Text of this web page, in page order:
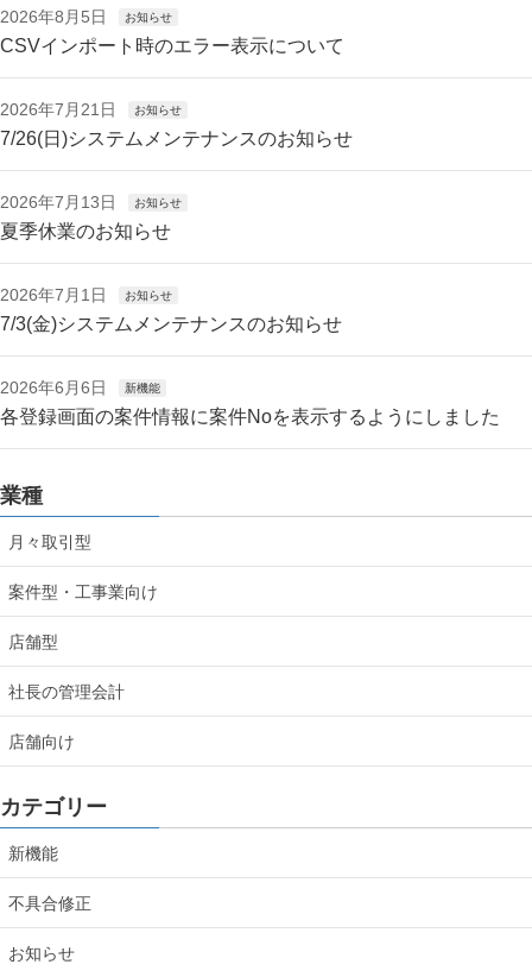
2026年8月5日 お知らせ
CSVインポート時のエラー表示について
2026年7月21日 お知らせ
7/26(日)システムメンテナンスのお知らせ
2026年7月13日 お知らせ
夏季休業のお知らせ
2026年7月1日 お知らせ
7/3(金)システムメンテナンスのお知らせ
2026年6月6日 新機能
各登録画面の案件情報に案件Noを表示するようにしました
業種
月々取引型
案件型・工事業向け
店舗型
社長の管理会計
店舗向け
カテゴリー
新機能
不具合修正
お知らせ